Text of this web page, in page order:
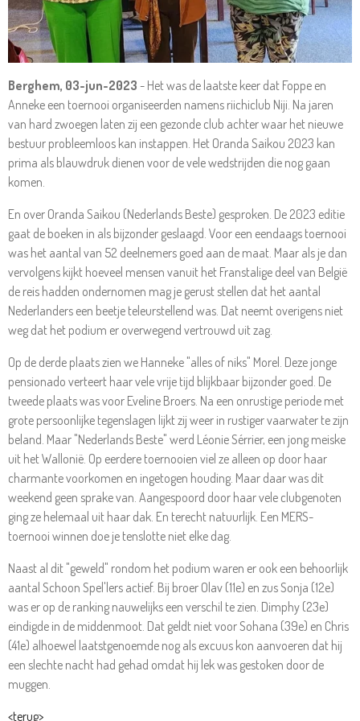
Berghem, 03-jun-2023 - Het was de laatste keer dat Foppe en
Anneke een toernooi organiseerden namens riichiclub Niji. Na jaren
van hard zwoegen laten zij een gezonde club achter waar het nieuwe
bestuur probleemloos kan instappen. Het Oranda Saikou 2023 kan
prima als blauwdruk dienen voor de vele wedstrijden die nog gaan
komen.
En over Oranda Saikou (Nederlands Beste) gesproken. De 2023 editie
gaat de boeken in als bijzonder geslaagd. Voor een eendaags toernooi
was het aantal van 52 deelnemers goed aan de maat. Maar als je dan
vervolgens kijkt hoeveel mensen vanuit het Franstalige deel van België
de reis hadden ondernomen mag je gerust stellen dat het aantal
Nederlanders een beetje teleurstellend was. Dat neemt overigens niet
weg dat het podium er overwegend vertrouwd uit zag.
Op de derde plaats zien we Hanneke "alles of niks" Morel. Deze jonge
pensionado verteert haar vele vrije tijd blijkbaar bijzonder goed. De
tweede plaats was voor Eveline Broers. Na een onrustige periode met
grote persoonlijke tegenslagen lijkt zij weer in rustiger vaarwater te zijn
beland. Maar "Nederlands Beste" werd Léonie Sérrier, een jong meiske
uit het Wallonië. Op eerdere toernooien viel ze alleen op door haar
charmante voorkomen en ingetogen houding. Maar daar was dit
weekend geen sprake van. Aangespoord door haar vele clubgenoten
ging ze helemaal uit haar dak. En terecht natuurlijk. Een MERS-
toernooi winnen doe je tenslotte niet elke dag.
Naast al dit "geweld" rondom het podium waren er ook een behoorlijk
aantal Schoon Spel'lers actief. Bij broer Olav (11e) en zus Sonja (12e)
was er op de ranking nauwelijks een verschil te zien. Dimphy (23e)
eindigde in de middenmoot. Dat geldt niet voor Sohana (39e) en Chris
(41e) alhoewel laatstgenoemde nog als excuus kon aanvoeren dat hij
een slechte nacht had gehad omdat hij lek was gestoken door de
muggen.
<terug>